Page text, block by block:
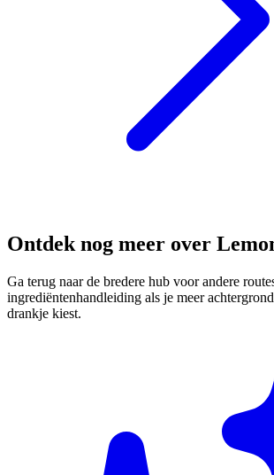
Ontdek nog meer over
Ga terug naar de bredere hub voor andere
ingrediëntenhandleiding als je meer
drankje kiest.